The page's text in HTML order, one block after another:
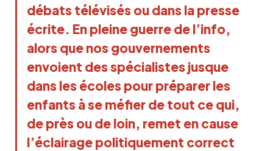
débats télévisés ou dans la presse
écrite. En pleine guerre de l’info,
alors que nos gouvernements
envoient des spécialistes jusque
dans les écoles pour préparer les
enfants à se méfier de tout ce qui,
de près ou de loin, remet en cause
l’éclairage politiquement correct